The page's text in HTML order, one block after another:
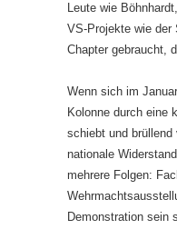
Leute wie
VS-Projekte wie der
Chapter gebraucht,
Wenn sich im
Kolonne durch eine
schiebt und
nationale
mehrere Folgen:
Demonstration sein